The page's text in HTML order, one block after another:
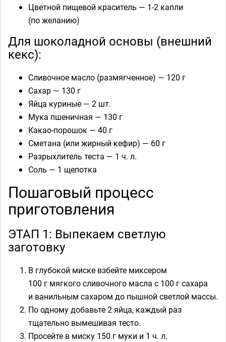
Цветной пищевой краситель — 1-2 капли
(по желанию)
Для шоколадной основы (внешний
кекс):
Сливочное масло (размягченное) — 120 г
Сахар — 130 г
Яйца куриные — 2 шт.
Мука пшеничная — 130 г
Какао-порошок — 40 г
Сметана (или жирный кефир) — 60 г
Разрыхлитель теста — 1 ч. л.
Соль — 1 щепотка
Пошаговый процесс
приготовления
ЭТАП 1: Выпекаем светлую
заготовку
В глубокой миске взбейте миксером
100 г мягкого сливочного масла с 100 г сахара
и ванильным сахаром до пышной светлой массы.
По одному добавьте 2 яйца, каждый раз
тщательно вымешивая тесто.
Просейте в миску 150 г муки и 1 ч. л.